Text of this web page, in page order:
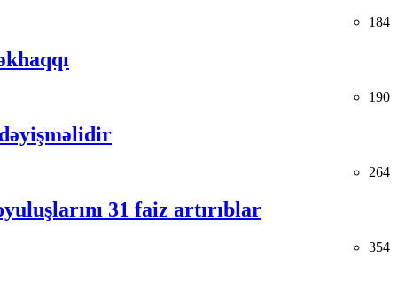
184
190
264
31 faiz artırıblar
354